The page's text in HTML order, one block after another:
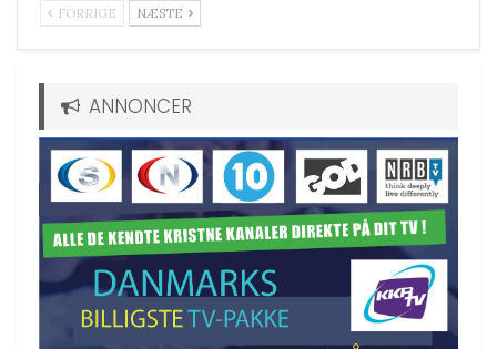
FORRIGE NÆSTE
ANNONCER